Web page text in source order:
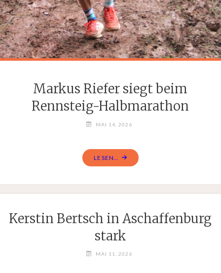
Markus Riefer siegt beim
Rennsteig-Halbmarathon
MAI 14, 2026
LESEN...
Kerstin Bertsch in Aschaffenburg
stark
MAI 11, 2026